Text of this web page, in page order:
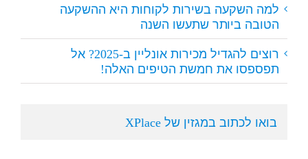
למה השקעה בשירות לקוחות היא ההשקעה
הטובה ביותר שתעשו השנה
רוצים להגדיל מכירות אונליין ב-2025? אל
תפספסו את חמשת הטיפים האלה!
בואו לכתוב במגזין של XPlace